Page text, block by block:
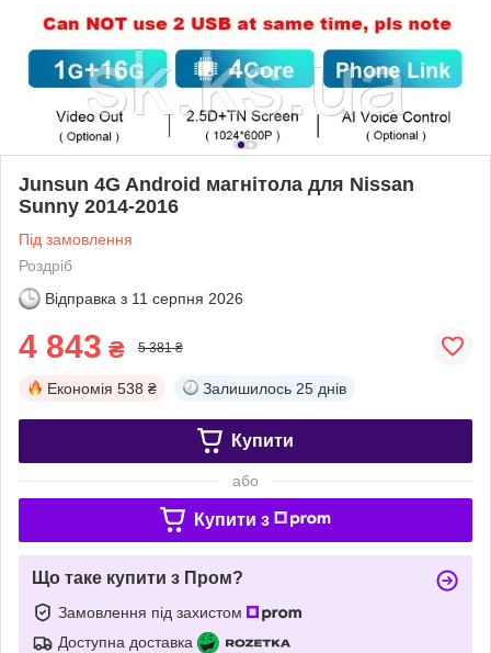
Junsun 4G Android магнітола для Nissan
Sunny 2014-2016
Під замовлення
Роздріб
Відправка з 11 серпня 2026
4 843 ₴ 5 381 ₴
Економія 538 ₴ Залишилось 25 днів
Купити
або
Купити з
Що таке купити з Пром?
Замовлення під захистом
Доступна доставка